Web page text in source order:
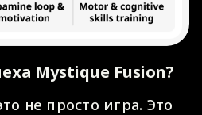
Mystique Fusion?
не просто игра. Это